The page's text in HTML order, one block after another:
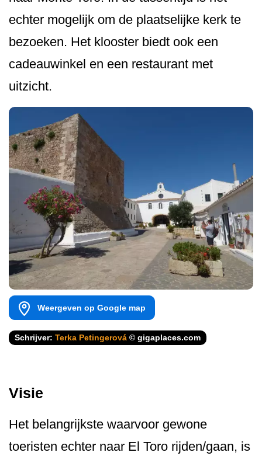
echter mogelijk om de plaatselijke kerk te
bezoeken. Het klooster biedt ook een
cadeauwinkel en een restaurant met
uitzicht.
Weergeven op Google map
Schrijver: Terka Petingerová © gigaplaces.com
Visie
Het belangrijkste waarvoor gewone
toeristen echter naar El Toro rijden/gaan, is